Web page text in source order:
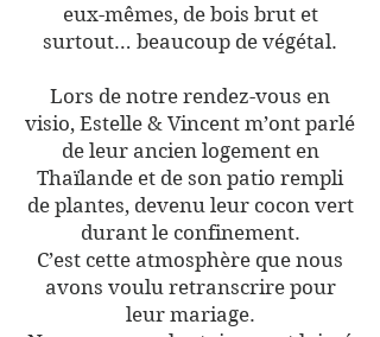
eux-mêmes, de bois brut et
surtout… beaucoup de végétal.
Lors de notre rendez-vous en
visio, Estelle & Vincent m’ont parlé
de leur ancien logement en
Thaïlande et de son patio rempli
de plantes, devenu leur cocon vert
durant le confinement.
C’est cette atmosphère que nous
avons voulu retranscrire pour
leur mariage.